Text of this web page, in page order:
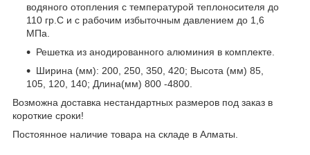
водяного отопления с температурой теплоносителя до
110 гр.С и с рабочим избыточным давлением до 1,6
МПа.
Решетка из анодированного алюминия в комплекте.
Ширина (мм): 200, 250, 350, 420; Высота (мм) 85,
105, 120, 140; Длина(мм) 800 -4800.
Возможна доставка нестандартных размеров под заказ в
короткие сроки!
Постоянное наличие товара на складе в Алматы.